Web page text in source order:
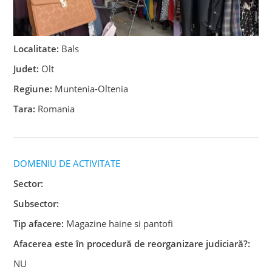
Localitate: Bals
Judet: Olt
Regiune: Muntenia-Oltenia
Tara: Romania
DOMENIU DE ACTIVITATE
Sector:
Subsector:
Tip afacere: Magazine haine si pantofi
Afacerea este în procedură de reorganizare judiciară?:
NU